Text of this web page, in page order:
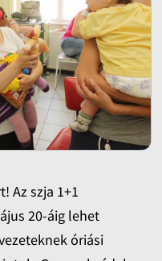
Az szja 1+1
20-áig lehet
óriási